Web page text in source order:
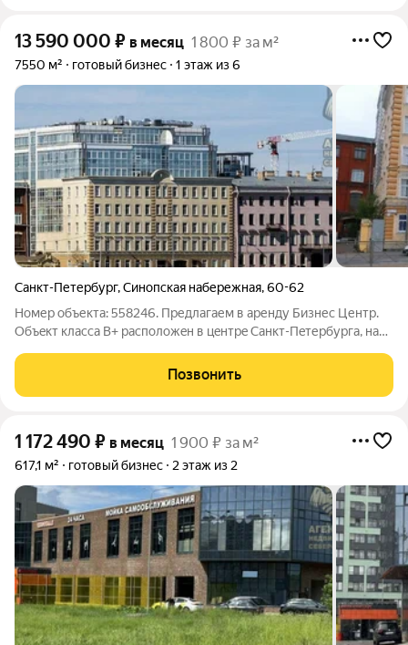
13 590 000 ₽ в месяц 1 800 ₽ за м²
7550 м² готовый бизнес 1 этаж из 6
Санкт-Петербург,Синопская набережная,60-62
Номер объекта: 558246. Предлагаем в аренду Бизнес Центр.
Объeкт клacca В+ pacполoжeн в цeнтpe Caнкт-Пeтербуpгa, на
Позвонить
1 172 490 ₽ в месяц 1 900 ₽ за м²
617,1 м² готовый бизнес 2 этаж из 2